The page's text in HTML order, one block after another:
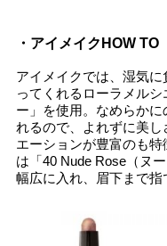
・アイメイクHOW TO
アイメイクでは、湿気
ってくれるローラメル
ー」を使用。なめらか
れるので、よれずに美し
エーションが豊富のも
は「40 Nude Rose（ヌ
幅広に入れ、眉下まで指